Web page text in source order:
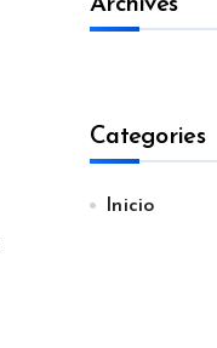
Archives
Categories
Inicio